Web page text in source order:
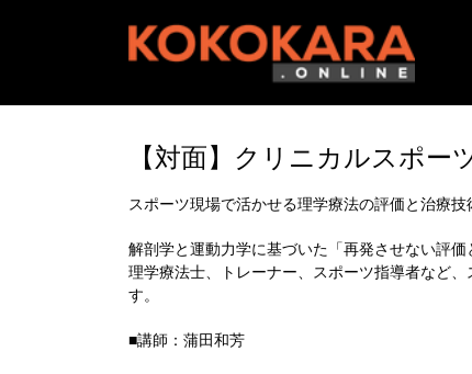
【対面】クリニカルスポ
スポーツ現場で活かせる理学療法の評価と治療技
解剖学と運動力学に基づいた「再発させない評価
理学療法士、トレーナー、スポーツ指導者など
す。
■講師：蒲田和芳